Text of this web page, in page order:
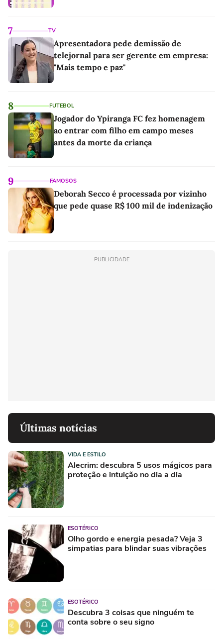
7 TV
Apresentadora pede demissão de
telejornal para ser gerente em empresa:
"Mais tempo e paz"
8 FUTEBOL
Jogador do Ypiranga FC fez homenagem
ao entrar com filho em campo meses
antes da morte da criança
9 FAMOSOS
Deborah Secco é processada por vizinho
que pede quase R$ 100 mil de indenização
PUBLICIDADE
Últimas notícias
VIDA E ESTILO
Alecrim: descubra 5 usos mágicos para
proteção e intuição no dia a dia
ESOTÉRICO
Olho gordo e energia pesada? Veja 3
simpatias para blindar suas vibrações
ESOTÉRICO
Descubra 3 coisas que ninguém te
conta sobre o seu signo